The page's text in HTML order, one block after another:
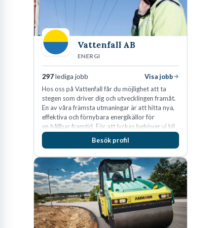
Vattenfall AB
ENERGI
297lediga jobb
Visa jobb
Hos oss på Vattenfall får du möjlighet att ta
stegen som driver dig och utvecklingen framåt.
En av våra främsta utmaningar är att hitta nya,
effektiva och förnybara energikällor för
en hållbar framtid. För att lyckas behöver vi bli
fler medarbetare som vill göra skillnad.
Besök profil